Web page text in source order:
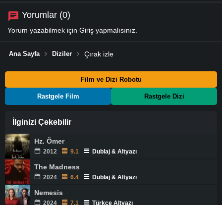
Yorumlar (0)
Yorum yazabilmek için Giriş yapmalısınız.
Ana Sayfa Diziler Çırak izle
Film ve Dizi Robotu
Rastgele Film Rastgele Dizi
İlginizi Çekebilir
Hz. Ömer
2012 9.1 Dublaj & Altyazı
The Madness
2024 6.4 Dublaj & Altyazı
Nemesis
2024 7.1 Türkçe Altyazı